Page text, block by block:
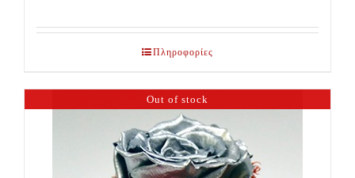
Πληροφορίες
Out of stock